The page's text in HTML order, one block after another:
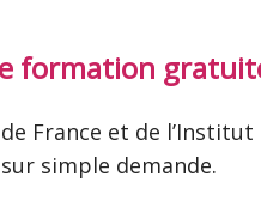
formation
France et de
simple demande.